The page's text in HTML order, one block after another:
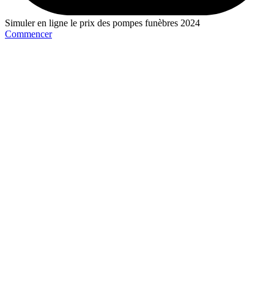
Simuler en ligne le prix des pompes funèbres 2024
Commencer